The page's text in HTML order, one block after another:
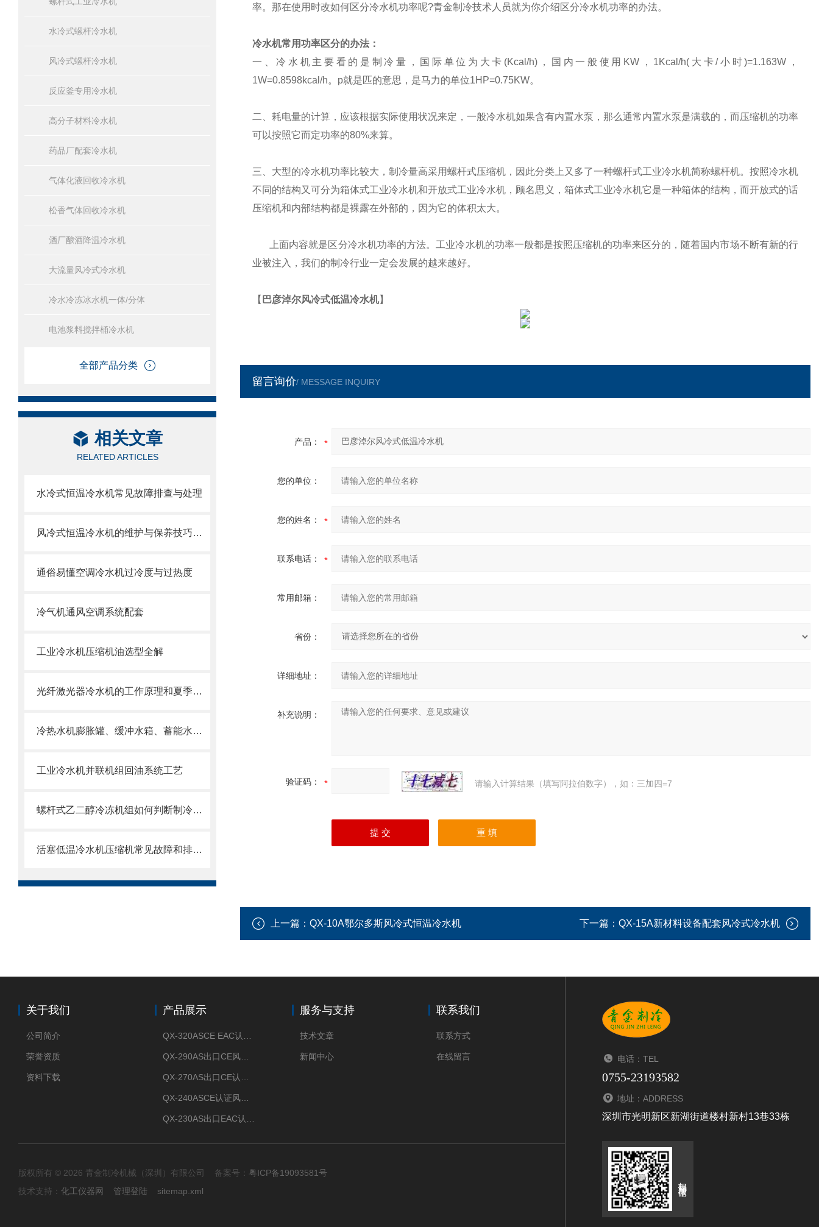
水冷式螺杆冷水机
风冷式螺杆冷水机
反应釜专用冷水机
高分子材料冷水机
药品厂配套冷水机
气体化液回收冷水机
松香气体回收冷水机
酒厂酿酒降温冷水机
大流量风冷式冷水机
冷水冷冻冰水机一体/分体
电池浆料搅拌桶冷水机
全部产品分类
相关文章
RELATED ARTICLES
水冷式恒温冷水机常见故障排查与处理
风冷式恒温冷水机的维护与保养技巧分析
通俗易懂空调冷水机过冷度与过热度
冷气机通风空调系统配套
工业冷水机压缩机油选型全解
光纤激光器冷水机的工作原理和夏季日常保养
冷热水机膨胀罐、缓冲水箱、蓄能水箱，一次性说清
工业冷水机并联机组回油系统工艺
螺杆式乙二醇冷冻机组如何判断制冷剂不足
活塞低温冷水机压缩机常见故障和排除方法
率。那在使用时改如何区分冷水机功率呢?青金制冷技术人员就为你介绍区分冷水机功率的办法。
冷水机常用功率区分的办法：
一、冷水机主要看的是制冷量，国际单位为大卡 (Kcal/h)，国内一般使用 KW ， 1Kcal/h( 大卡/小时)=1.163W ，
1W=0.8598kcal/h。 p就是匹的意思，是马力的单位1HP=0.75KW。
二、 耗电量的计算，应该根据实际使用状况来定，一般冷水机如果含有内置水泵，那么通常内置水泵是满载的，而压缩机的功率
可以按照它而定功率的80%来算。
三、 大型的冷水机功率比较大，制冷量高采用螺杆式压缩机，因此分类上又多了一种螺杆式工业冷水机简称螺杆机。按照冷水机
不同的结构又可分为箱体式工业冷水机和开放式工业冷水机，顾名思义，箱体式工业冷水机它是一种箱体的结构，而开放式的话
压缩机和内部结构都是裸露在外部的，因为它的体积太大。
上面内容就是区分冷水机功率的方法。工业冷水机的功率一般都是按照压缩机的功率来区分的，随着国内市场不断有新的行
业被注入，我们的制冷行业一定会发展的越来越好。
【 巴彦淖尔风冷式低温冷水机】
留言询价/ MESSAGE INQUIRY
产品：
您的单位：
您的姓名：
联系电话：
常用邮箱：
省份：
详细地址：
补充说明：
验证码： 请输入计算结果（填写阿拉伯数字），如：三加四=7
上一篇： QX-10A鄂尔多斯风冷式恒温冷水机 下一篇： QX-15A新材料设备配套风冷式冷水机
关于我们
公司简介
荣誉资质
资料下载
产品展示 服务与支持
技术文章
新闻中心
联系我们
联系方式
在线留言
版权所有 © 2026 青金制冷机械（深圳）有限公司 备案号： 粤ICP备19093581号
技术支持： 化工仪器网 管理登陆 sitemap.xml
电话：TEL
0755-23193582
地址：ADDRESS
深圳市光明新区新湖街道楼村新村13巷33栋